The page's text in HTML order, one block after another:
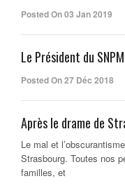
Posted On 03 Jan 2019
Le Président du
Posted On 27 Déc 2018
Après le drame de
Le mal et
Strasbourg. Toutes nos
familles, et